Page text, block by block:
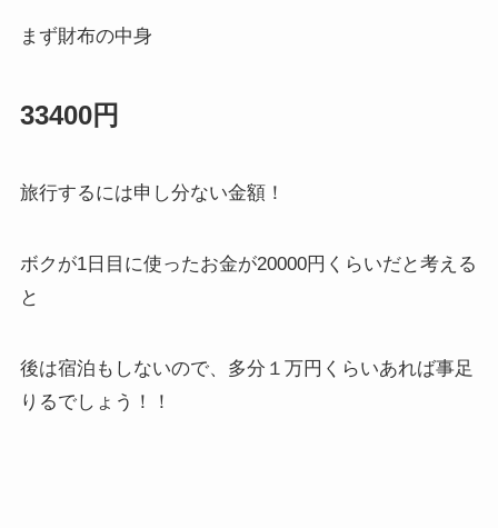
まず財布の中身
33400円
旅行するには申し分ない金額！
ボクが1日目に使ったお金が20000円くらいだと考える
と
後は宿泊もしないので、多分１万円くらいあれば事足
りるでしょう！！